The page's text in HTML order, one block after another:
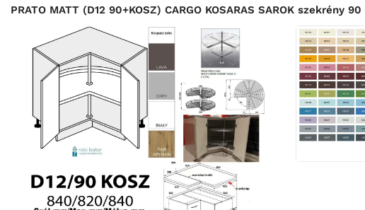
PRATO MATT (D12 90+KOSZ) CARGO KOSARAS SAROK szekrény